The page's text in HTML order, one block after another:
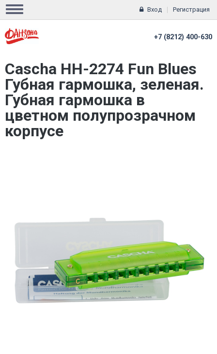
Вход Регистрация
+7 (8212) 400-630
Cascha HH-2274 Fun Blues
Губная гармошка, зеленая.
Губная гармошка в
цветном полупрозрачном
корпусе